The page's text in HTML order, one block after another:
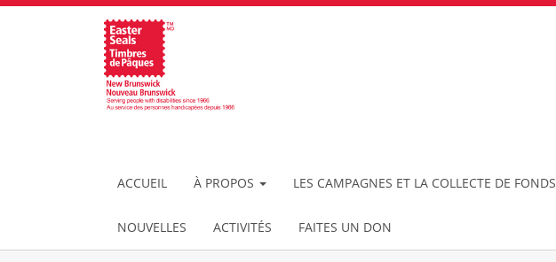
ACCUEIL À PROPOS LES CAMPAGNES ET LA COLLECTE DE FONDS
NOUVELLES ACTIVITÉS FAITES UN DON